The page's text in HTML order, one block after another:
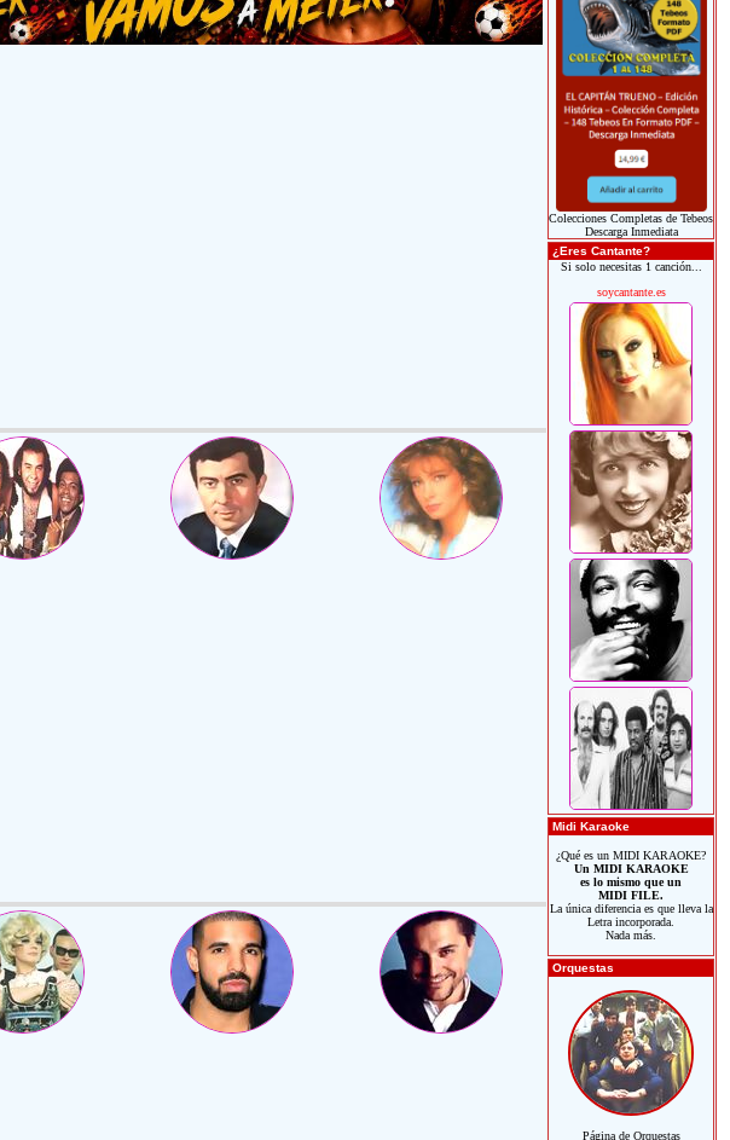
Colecciones Completas de Tebeos
Descarga Inmediata
¿Eres Cantante?
Si solo necesitas 1 canción...
soycantante.es
Midi Karaoke
¿Qué es un MIDI KARAOKE?
Un MIDI KARAOKE
es lo mismo que un
MIDI FILE.
La única diferencia es que lleva la
Letra incorporada.
Nada más.
Orquestas
Página de Orquestas